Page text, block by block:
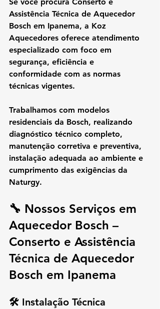
Assistência Técnica de Aquecedor
Bosch em Ipanema, a Koz
Aquecedores oferece atendimento
especializado com foco em
segurança, eficiência e
conformidade com as normas
técnicas vigentes.
Trabalhamos com modelos
residenciais da Bosch, realizando
diagnóstico técnico completo,
manutenção corretiva e preventiva,
instalação adequada ao ambiente e
cumprimento das exigências da
Naturgy.
🔧 Nossos Serviços em
Aquecedor Bosch –
Conserto e Assistência
Técnica de Aquecedor
Bosch em Ipanema
🛠️ Instalação Técnica